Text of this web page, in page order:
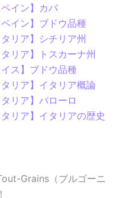
イン】カバ
イン】ブドウ品種
リア】シチリア州
リア】トスカーナ州
ス】ブドウ品種
リア】イタリア概論
リア】バローロ
リア】イタリアの歴史
Grains（ブルゴーニ